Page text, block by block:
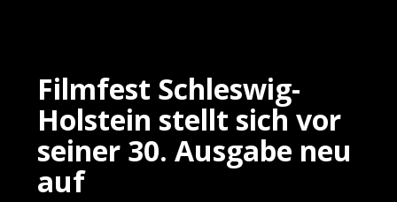
Filmfest Schleswig-
Holstein stellt sich vor
seiner 30. Ausgabe neu
auf